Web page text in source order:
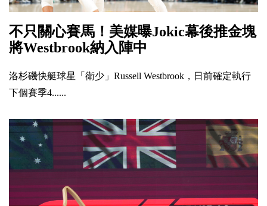
不只關心賽馬！美媒曝Jokic幕後推金塊
將Westbrook納入陣中
洛杉磯快艇球星「衛少」Russell Westbrook，日前確定執行
下個賽季4......